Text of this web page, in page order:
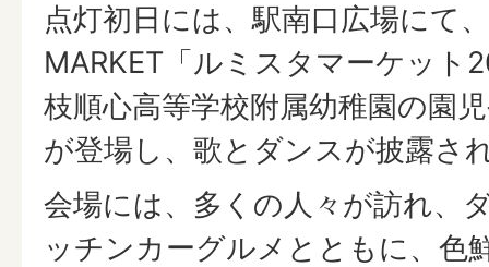
点灯初日には、駅南口広場にて
MARKET「ルミスタマーケット
枝順心高等学校附属幼稚園の園
が登場し、歌とダンスが披露さ
会場には、多くの人々が訪れ、
ッチンカーグルメとともに、色